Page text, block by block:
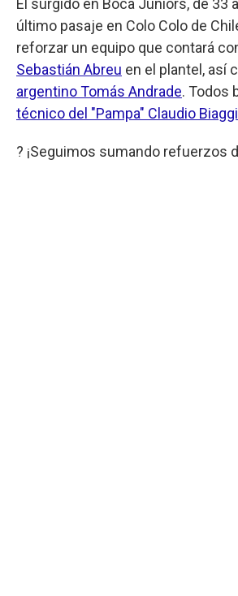
El surgido en Boca Juniors, de 33
último pasaje en Colo Colo de
reforzar un equipo que contará
Sebastián Abreu en el plantel, así
argentino Tomás Andrade. Todos
técnico del "Pampa" Claudio
? ¡Seguimos sumando refuerzos